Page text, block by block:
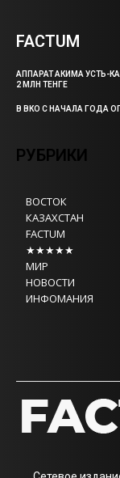
FACTUM
АППАРАТ АКИМА УСТЬ-
2 МЛН ТЕНГЕ
В ВКО С НАЧАЛА ГОДА
РУБРИКИ
ВОСТОК
КАЗАХСТАН
FACTUM
★★★★★
МИР
НОВОСТИ
ИНФОМАНИЯ